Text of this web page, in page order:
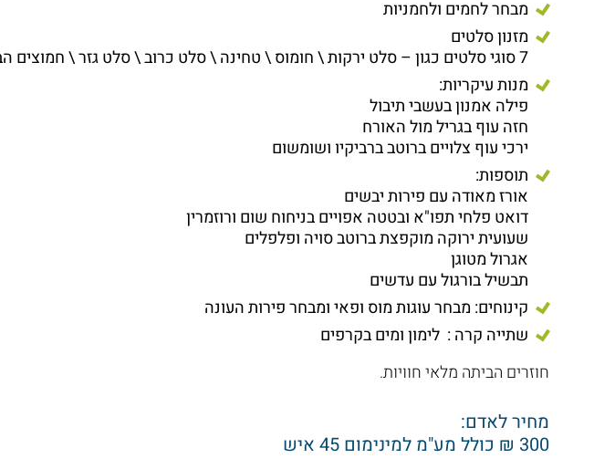
מבחר לחמים ולחמניות
מזנון סלטים
7 סוגי סלטים כגון – סלט ירקות \ חומוס \ טחינה \ סלט כרוב \ סלט גזר \ חמוצים הבית ועוד
מנות עיקריות:
פילה אמנון בעשבי תיבול
חזה עוף בגריל מול האורח
ירכי עוף צלויים ברוטב ברביקיו ושומשום
תוספות:
אורז מאודה עם פירות יבשים
דואט פלחי תפו"א ובטטה אפויים בניחוח שום ורוזמרין
שעועית ירוקה מוקפצת ברוטב סויה ופלפלים
אגרול מטוגן
תבשיל בורגול עם עדשים
קינוחים: מבחר עוגות מוס ופאי ומבחר פירות העונה
שתייה קרה : לימון ומים בקרפים
חוזרים הביתה מלאי חוויות.
מחיר לאדם:
300 ₪ כולל מע"מ למינימום 45 איש